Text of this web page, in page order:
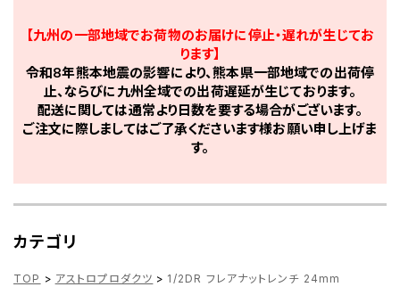
【九州の一部地域でお荷物のお届けに停止・遅れが生じてお
ります】
令和8年熊本地震の影響により、熊本県一部地域での出荷停
止、ならびに九州全域での出荷遅延が生じております。
配送に関しては通常より日数を要する場合がございます。
ご注文に際しましてはご了承くださいます様お願い申し上げま
す。
カテゴリ
TOP > アストロプロダクツ > 1/2DR フレアナットレンチ 24mm